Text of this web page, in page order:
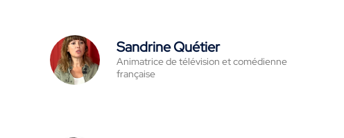
Sandrine Quétier
Animatrice de télévision et comédienne
française